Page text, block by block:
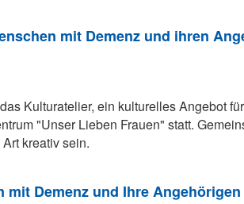
mit Demenz und ihren
Kulturatelier, ein kulturelles Angebot
"Unser Lieben Frauen" statt.
kreativ sein.
Demenz und Ihre